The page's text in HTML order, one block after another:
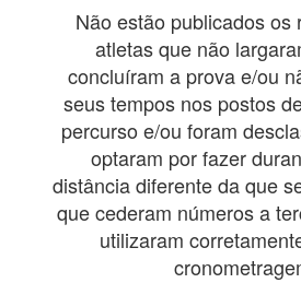
Não estão publicados os
atletas que não
concluíram a prova e/ou
seus tempos nos postos
percurso e/ou foram
optaram por fazer
distância diferente da que
que cederam números a
utilizaram